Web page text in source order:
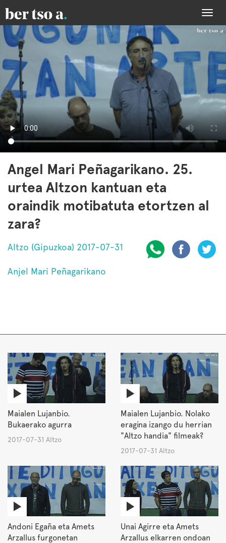
Angel Mari Peñagarikano. 25.
urtea Altzon kantuan eta
oraindik motibatuta etortzen al
zara?
Altzo (Gipuzkoa) 2017-07-31
Anjel Mari Peñagarikano
Maialen Lujanbio.
Bukaerako agurra
2017-07-31 Altzo
Maialen Lujanbio. Nolako
eragina izango du herrian
"Altzo handia" filmeak?
2017-07-31 Altzo
Andoni Egaña eta Amets
Arzallus furgonetan
Unai Agirre eta Amets
Arzallus elkarren ondoan